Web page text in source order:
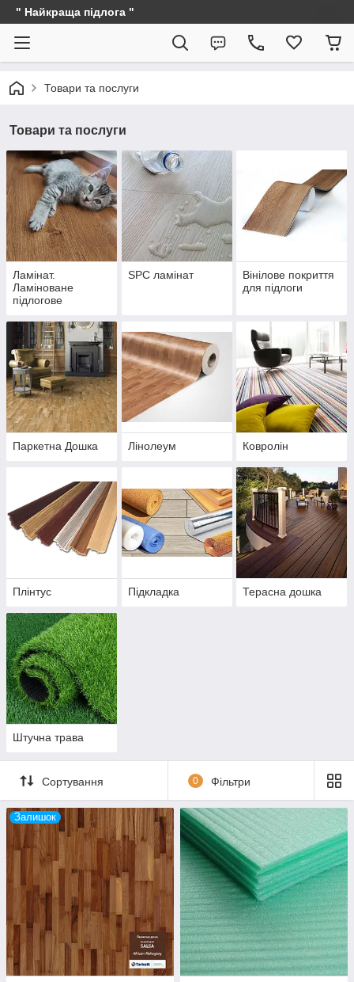
" Найкраща підлога "
Товари та послуги
Товари та послуги
Ламінат.
Ламіноване
підлогове
SPC ламінат
Вінілове покриття
для підлоги
Паркетна Дошка Лінолеум Ковролін
Плінтус Підкладка Терасна дошка
Штучна трава
Сортування 0 Фільтри
Залишок